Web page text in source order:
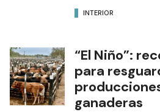
INTERIOR
“El Niño”:
para
ganaderas